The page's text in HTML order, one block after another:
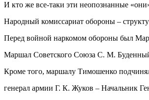
И кто же все-таки эти неопознанные
Народный комиссариат обороны –
Перед войной наркомом обороны был
Маршал Советского Союза С. М.
Кроме того, маршалу Тимошенко
генерал армии Г. К. Жуков – Начальник